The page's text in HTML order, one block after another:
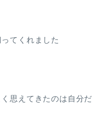
てくれました
思えてきたのは自分だ